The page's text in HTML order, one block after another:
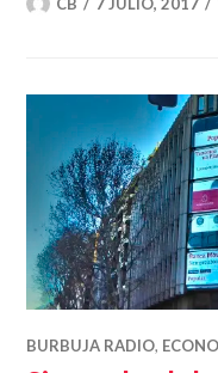
BURBUJA RADIO,